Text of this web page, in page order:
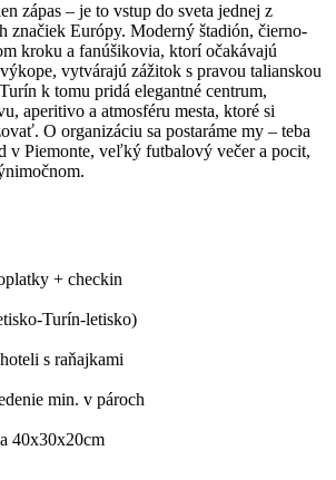
zápas – je to vstup do sveta jednej z
značiek Európy. Moderný štadión, čierno-
kroku a fanúšikovia, ktorí očakávajú
vytvárajú zážitok s pravou talianskou
k tomu pridá elegantné centrum,
aperitivo a atmosféru mesta, ktoré si
O organizáciu sa postaráme my – teba
v Piemonte, veľký futbalový večer a pocit,
+ checkin
Turín-letisko)
s raňajkami
min. v pároch
40x30x20cm